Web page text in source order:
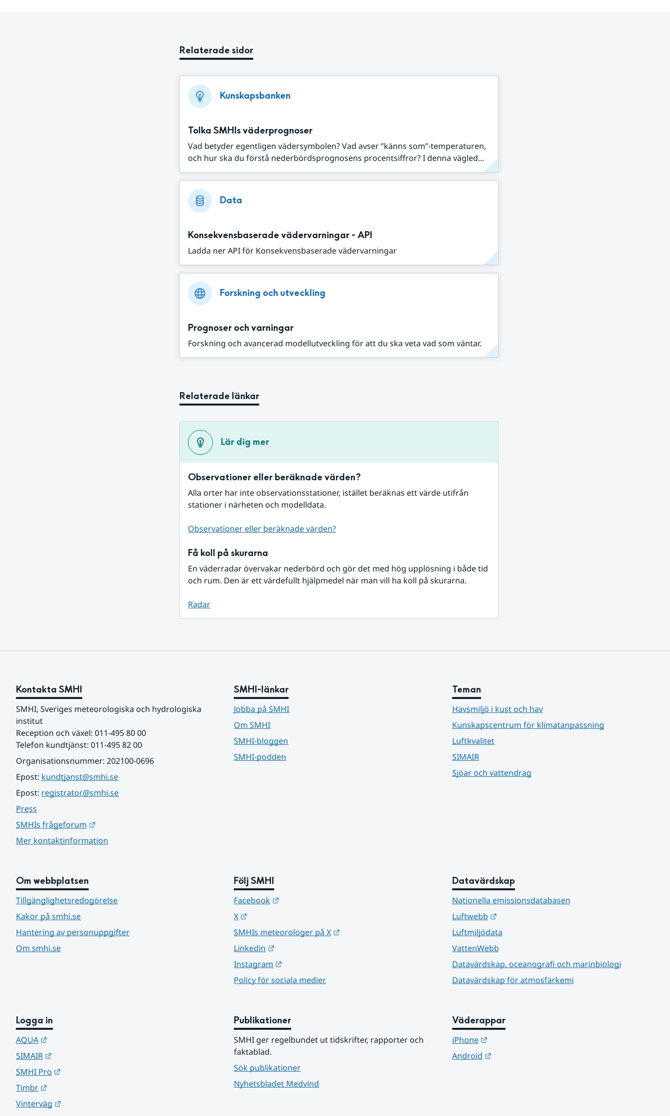
Relaterade sidor
Kunskapsbanken
Tolka SMHIs väderprognoser
Vad betyder egentligen vädersymbolen? Vad avser ”känns som”-temperaturen,
och hur ska du förstå nederbördsprognosens procentsiffror? I denna vägled...
Data
Konsekvensbaserade vädervarningar - API
Ladda ner API för Konsekvensbaserade vädervarningar
Forskning och utveckling
Prognoser och varningar
Forskning och avancerad modellutveckling för att du ska veta vad som väntar.
Relaterade länkar
Lär dig mer
Observationer eller beräknade värden?
Alla orter har inte observationsstationer, istället beräknas ett värde utifrån
stationer i närheten och modelldata.
Observationer eller beräknade värden?
Få koll på skurarna
En väderradar övervakar nederbörd och gör det med hög upplösning i både tid
och rum. Den är ett värdefullt hjälpmedel när man vill ha koll på skurarna.
Radar
Kontakta SMHI
SMHI, Sveriges meteorologiska och hydrologiska
institut
Reception och växel: 011-495 80 00
Telefon kundtjänst: 011-495 82 00
Organisationsnummer: 202100-0696
Epost: kundtjanst@smhi.se
Epost: registrator@smhi.se
Press
SMHIs frågeforum
Mer kontaktinformation
SMHI-länkar
Jobba på SMHI
Om SMHI
SMHI-bloggen
SMHI-podden
Teman
Havsmiljö i kust och hav
Kunskapscentrum för klimatanpassning
Luftkvalitet
SIMAIR
Sjöar och vattendrag
Om webbplatsen
Tillgänglighetsredogörelse
Kakor på smhi.se
Hantering av personuppgifter
Om smhi.se
Följ SMHI
Facebook
X
SMHIs meteorologer på X
Linkedin
Instagram
Policy för sociala medier
Datavärdskap
Nationella emissionsdatabasen
Luftwebb
Länk till annan webbplats.
Luftmiljödata
VattenWebb
Datavärdskap, oceanografi och marinbiologi
Datavärdskap för atmosfärkemi
Logga in
AQUA
SIMAIR
SMHI Pro
Timbr
Vinterväg
Publikationer
SMHI ger regelbundet ut tidskrifter, rapporter och
faktablad.
Sök publikationer
Nyhetsbladet Medvind
Väderappar
iPhone
Länk till annan webbplats.
Android
Länk till annan webbplats.